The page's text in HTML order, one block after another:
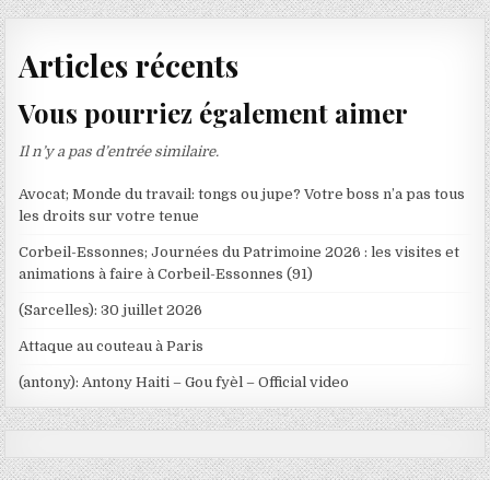
Articles récents
Vous pourriez également aimer
Il n’y a pas d’entrée similaire.
Avocat; Monde du travail: tongs ou jupe? Votre boss n’a pas tous
les droits sur votre tenue
Corbeil-Essonnes; Journées du Patrimoine 2026 : les visites et
animations à faire à Corbeil-Essonnes (91)
(Sarcelles): 30 juillet 2026
Attaque au couteau à Paris
(antony): Antony Haiti – Gou fyèl – Official video